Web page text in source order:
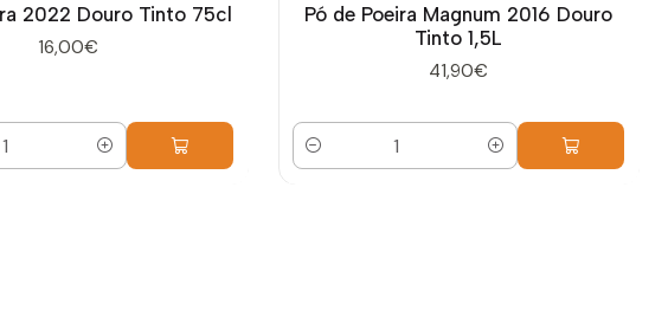
2022 Douro Tinto 75cl
16,00€
Pó de Poeira Magnum 2016 Douro
Tinto 1,5L
41,90€
Quantidade